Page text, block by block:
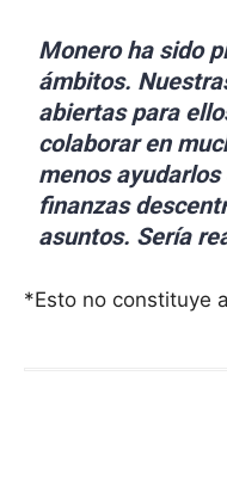
Monero ha sido
ámbitos.
abiertas para
colaborar en
menos
finanzas
asuntos. Sería
*Esto no constituye